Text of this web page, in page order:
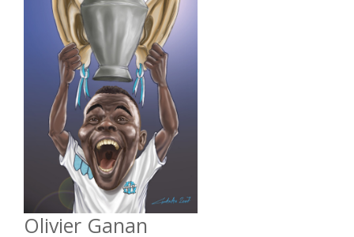
Olivier Ganan